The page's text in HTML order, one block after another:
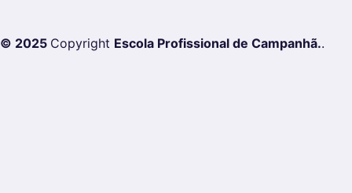
© 2025 Copyright Escola Profissional de Campanhã..